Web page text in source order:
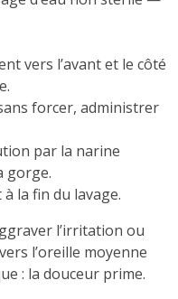
vers l’avant et le côté
forcer, administrer
par la narine
gorge.
la fin du lavage.
l’irritation ou
l’oreille moyenne
: la douceur prime.